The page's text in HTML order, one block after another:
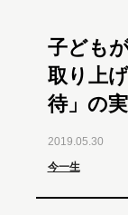
子ども
取り上
待」の
2019.05.30
今一生